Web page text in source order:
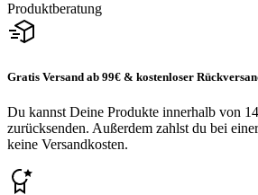
Produktberatung
Gratis Versand ab 99€ & kostenloser
Du kannst Deine Produkte innerhalb von
zurücksenden. Außerdem zahlst du bei
keine Versandkosten.